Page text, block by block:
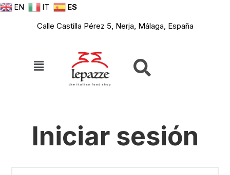
EN IT
ES
Calle Castilla Pérez 5, Nerja, Málaga, España
Iniciar sesión